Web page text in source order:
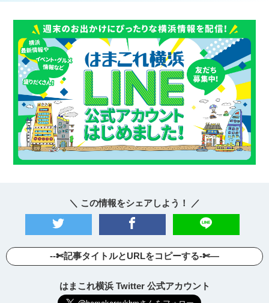
＼ この情報をシェアしよう！ ／
--✄記事タイトルとURLをコピーする-✄—
はまこれ横浜 Twitter 公式アカウント